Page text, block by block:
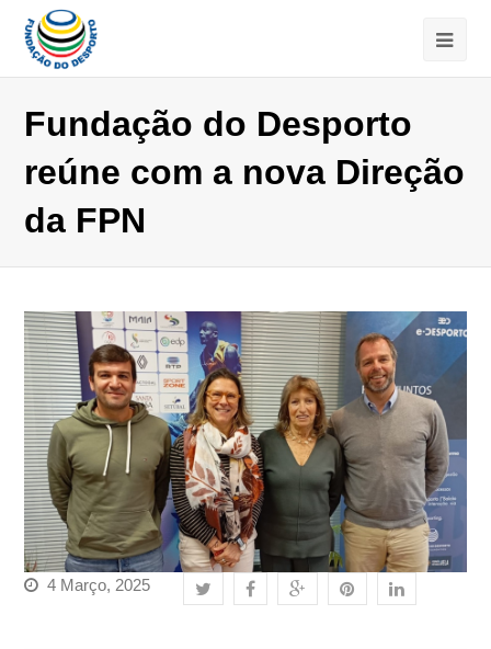
Fundação do Desporto
reúne com a nova Direção
da FPN
4 Março, 2025